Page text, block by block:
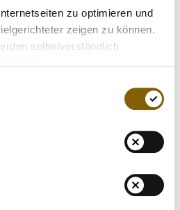
zu optimieren und
zeigen zu können.
selbstverständlich